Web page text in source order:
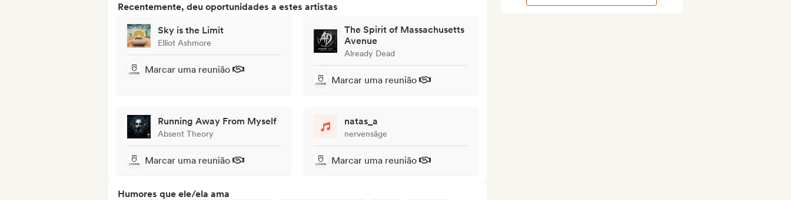
Recentemente, deu oportunidades a estes artistas
Sky is the Limit
Elliot Ashmore
Marcar uma reunião
The Spirit of Massachusetts
Avenue
Already Dead
Marcar uma reunião
Running Away From Myself
Absent Theory
Marcar uma reunião
natas_a
nervensäge
Marcar uma reunião
Humores que ele/ela ama